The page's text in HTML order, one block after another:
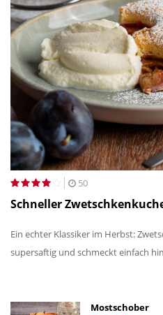
50
Schneller
Ein echter Klassiker im Herbst:
supersaftig und schmeckt einfach
Mostschober